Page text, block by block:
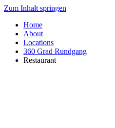
Zum Inhalt springen
Home
About
Locations
360 Grad Rundgang
Restaurant